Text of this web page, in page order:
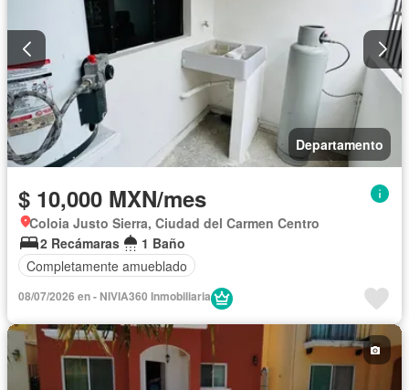
Departamento
$ 10,000 MXN/mes
Coloia Justo Sierra, Ciudad del Carmen Centro
2 Recámaras
1 Baño
Completamente amueblado
08/07/2026 en - NIVIA360 Inmobiliaria